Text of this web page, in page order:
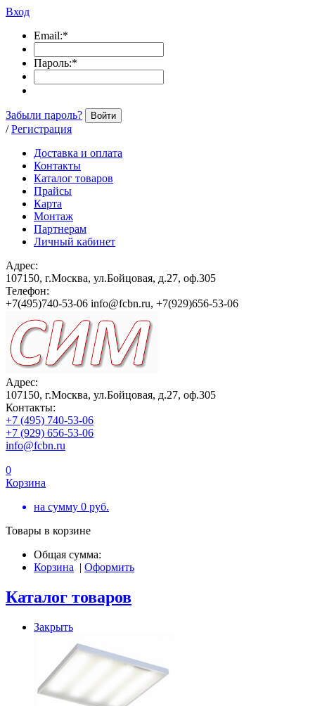
Вход
Email:*
Пароль:*
Забыли пароль? Войти
/ Регистрация
Доставка и оплата
Контакты
Каталог товаров
Прайсы
Карта
Монтаж
Партнерам
Личный кабинет
Адрес:
107150, г.Москва, ул.Бойцовая, д.27, оф.305
Телефон:
+7(495)740-53-06 info@fcbn.ru, +7(929)656-53-06
Адрес:
107150, г.Москва, ул.Бойцовая, д.27, оф.305
Контакты:
+7 (495) 740-53-06
+7 (929) 656-53-06
info@fcbn.ru
0
Корзина
на сумму 0 руб.
Товары в корзине
Общая сумма:
Корзина | Оформить
Каталог товаров
Закрыть